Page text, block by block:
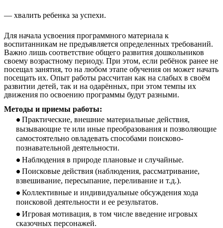
— хвалить ребенка за успехи.
Для начала усвоения программного материала к
воспитанникам не предъявляется определенных требований.
Важно лишь соответствие общего развития дошкольников
своему возрастному периоду. При этом, если ребёнок ранее не
посещал занятия, то на любом этапе обучения он может начать
посещать их. Опыт работы рассчитан как на слабых в своём
развитии детей, так и на одарённых, при этом темпы их
движения по освоению программы будут разными.
Методы и приемы работы:
Практические, внешние материальные действия,
вызывающие те или иные преобразования и позволяющие
самостоятельно овладевать способами поисково-
познавательной деятельности.
Наблюдения в природе плановые и случайные.
Поисковые действия (наблюдения, рассматривание,
взвешивание, пересыпание, переливание и т.д.).
Коллективные и индивидуальные обсуждения хода
поисковой деятельности и ее результатов.
Игровая мотивация, в том числе введение игровых
сказочных персонажей.